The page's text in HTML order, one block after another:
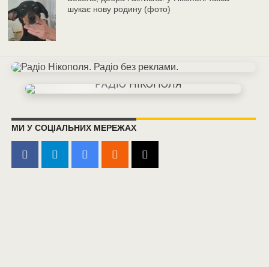
шукає нову родину (фото)
МИ У СОЦІАЛЬНИХ МЕРЕЖАХ